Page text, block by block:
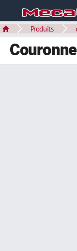
Produits